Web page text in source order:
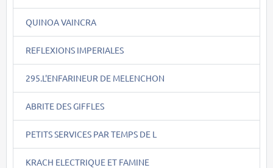
QUINOA VAINCRA
REFLEXIONS IMPERIALES
295.L'ENFARINEUR DE MELENCHON
ABRITE DES GIFFLES
PETITS SERVICES PAR TEMPS DE L
KRACH ELECTRIQUE ET FAMINE